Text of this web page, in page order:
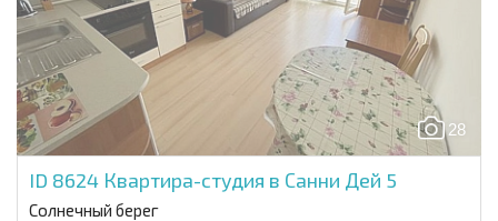
28
ID 8624 Квартира-студия в Санни Дей 5
Солнечный берег